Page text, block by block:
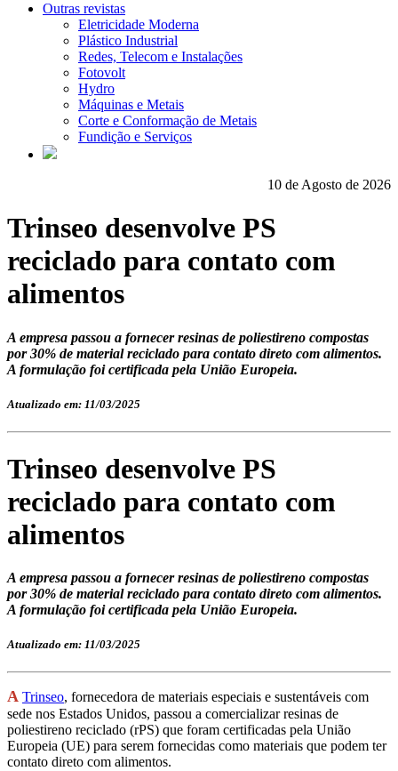
Outras revistas
Eletricidade Moderna
Plástico Industrial
Redes, Telecom e Instalações
Fotovolt
Hydro
Máquinas e Metais
Corte e Conformação de Metais
Fundição e Serviços
10 de Agosto de 2026
Trinseo desenvolve PS
reciclado para contato com
alimentos
A empresa passou a fornecer resinas de poliestireno compostas
por 30% de material reciclado para contato direto com alimentos.
A formulação foi certificada pela União Europeia.
Atualizado em: 11/03/2025
Trinseo desenvolve PS
reciclado para contato com
alimentos
A empresa passou a fornecer resinas de poliestireno compostas
por 30% de material reciclado para contato direto com alimentos.
A formulação foi certificada pela União Europeia.
Atualizado em: 11/03/2025
A Trinseo, fornecedora de materiais especiais e sustentáveis com
sede nos Estados Unidos, passou a comercializar resinas de
poliestireno reciclado (rPS) que foram certificadas pela União
Europeia (UE) para serem fornecidas como materiais que podem ter
contato direto com alimentos.